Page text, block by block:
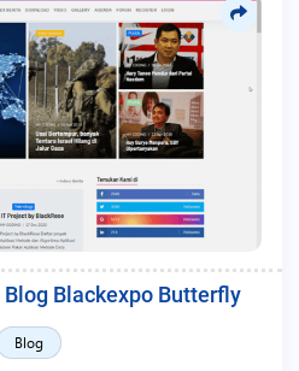
Blackexpo Butterfly
Blog